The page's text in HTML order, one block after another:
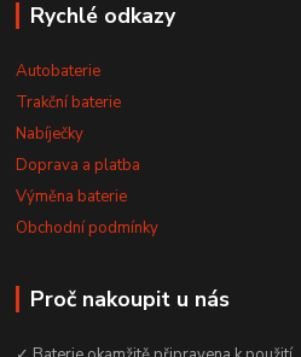
Rychlé odkazy
Autobaterie
Trakční baterie
Nabíječky
Doprava a platba
Výměna baterie
Obchodní podmínky
Proč nakoupit u nás